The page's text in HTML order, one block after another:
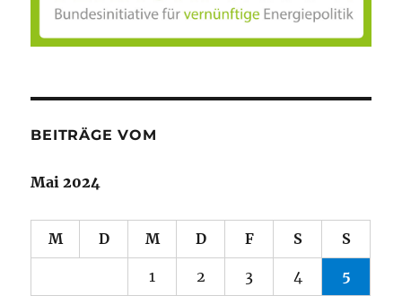
BEITRÄGE VOM
Mai 2024
M D M D F S S
1 2 3 4 5